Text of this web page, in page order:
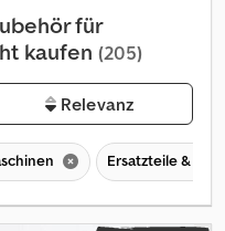
für
kaufen (205)
Relevanz
Ersatzteile &